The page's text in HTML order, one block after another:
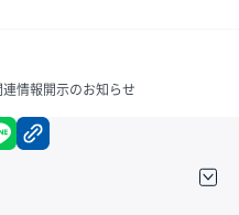
情報開示のお知らせ
facebook